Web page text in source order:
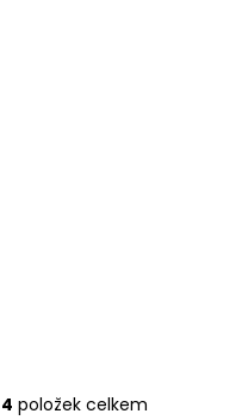
4 položek celkem